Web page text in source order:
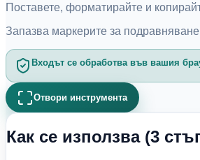
Поставете, форматирайте и
Запазва маркерите за
Входът се обработва във вашия
Отвори инструмента
Как се използва (3